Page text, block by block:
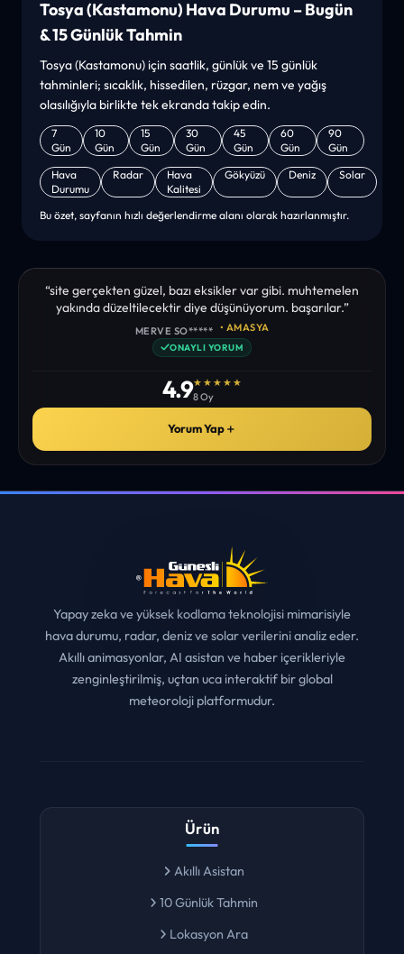
Tosya (Kastamonu) Hava Durumu – Bugün
& 15 Günlük Tahmin
Tosya (Kastamonu) için saatlik, günlük ve 15 günlük
tahminleri; sıcaklık, hissedilen, rüzgar, nem ve yağış
olasılığıyla birlikte tek ekranda takip edin.
7
Gün
10
Gün
15
Gün
30
Gün
45
Gün
60
Gün
90
Gün
Hava
Durumu
Radar
Hava
Kalitesi
Gökyüzü Deniz Solar
Bu özet, sayfanın hızlı değerlendirme alanı olarak hazırlanmıştır.
“site gerçekten güzel, bazı eksikler var gibi. muhtemelen
yakında düzeltilecektir diye düşünüyorum. başarılar.”
MERVE SO***** • AMASYA
✓ONAYLI YORUM
4.9★★★★★
8 Oy
Yorum Yap＋
Yapay zeka ve yüksek kodlama teknolojisi mimarisiyle
hava durumu, radar, deniz ve solar verilerini analiz eder.
Akıllı animasyonlar, AI asistan ve haber içerikleriyle
zenginleştirilmiş, uçtan uca interaktif bir global
meteoroloji platformudur.
Ürün
Akıllı Asistan
10 Günlük Tahmin
Lokasyon Ara